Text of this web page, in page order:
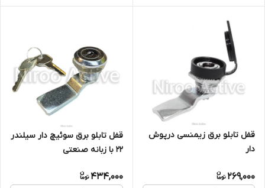
قفل تابلو برق زیمنسی درپوش
دار
269,000
قفل تابلو برق سوئیچ دار سیلندر
۲۲ با زبانه صنعتی
434,000